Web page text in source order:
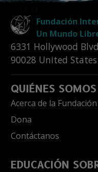
Fundación
Un Mundo
6331 Hollywood
90028 United States
QUIÉNES SOMOS
Acerca de la Fundación
Dona
Contáctanos
EDUCACIÓN